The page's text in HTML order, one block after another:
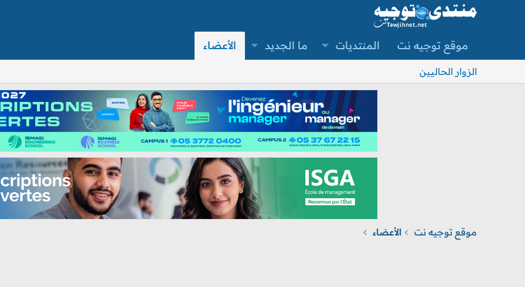
موقع توجيه نت المنتديات ما الجديد الأعضاء
الزوار الحاليين
موقع توجيه نت الأعضاء